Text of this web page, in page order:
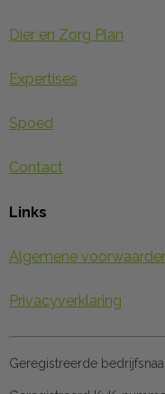
Dier en Zorg Plan
Expertises
Spoed
Contact
Links
Algemene
Privacyverklaring
Geregistreerde